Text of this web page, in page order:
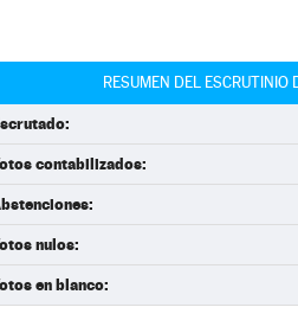
RESUMEN DEL ESCRUTINIO
contabilizados:
nulos:
en blanco: